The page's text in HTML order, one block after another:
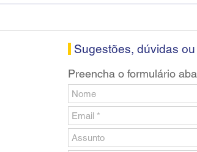
Sugestões, dúvidas
Preencha o formulário